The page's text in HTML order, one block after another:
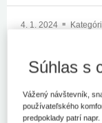
4. 1. 2024
a komplexnú
rezort
Slovensku.
tabuľkovej a
Súhlas s
Vážený návštevník,
používateľského
predpoklady patrí